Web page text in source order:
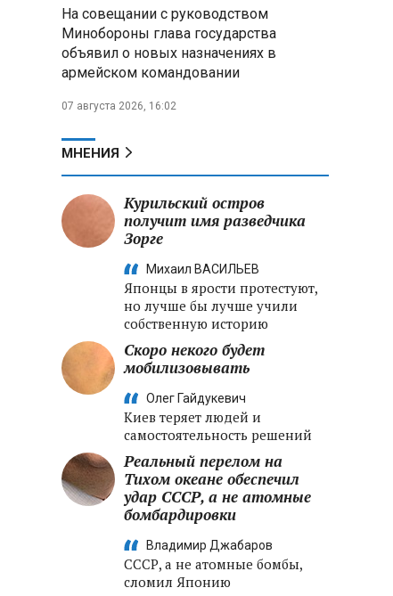
меры по защите инфраструктуры
от терактов
Минобороны РФ: «Искандер»
ВСУ в Днепропетровской
e‑торговле, биржевому рынку и
ученым званиям
На совещании с руководством
Минобороны глава государства
объявил о новых назначениях в
армейском командовании
07 августа 2026, 16:02
МНЕНИЯ
Курильский остров
получит имя разведчика
Зорге
Михаил ВАСИЛЬЕВ
Японцы в ярости протестуют,
но лучше бы лучше учили
собственную историю
Скоро некого будет
мобилизовывать
Олег Гайдукевич
Киев теряет людей и
самостоятельность решений
Реальный перелом на
Тихом океане обеспечил
удар СССР, а не атомные
бомбардировки
Владимир Джабаров
СССР, а не атомные бомбы,
сломил Японию